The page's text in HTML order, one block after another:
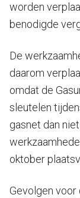
worden
benodigde
De
daarom
omdat de
sleutelen
gasnet dan
oktober
Gevolgen voor